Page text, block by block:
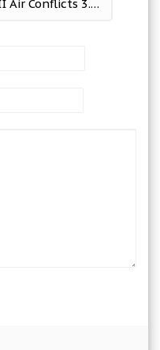
Ace Squadron WW II Air Conflicts 3.16 (Mod Money)